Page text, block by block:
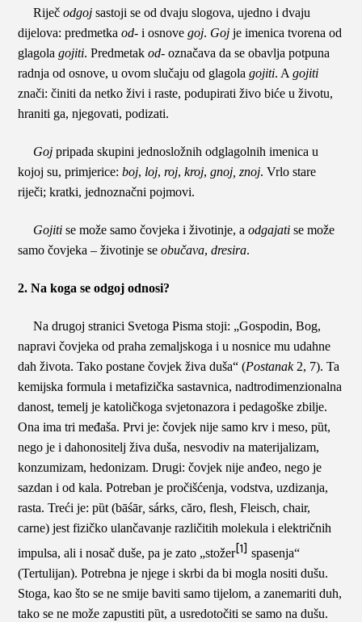
Riječodgoj sastoji se od dvaju slogova, ujedno i dvaju
dijelova: predmetkaod-i osnovegoj. Goj je imenica tvorena od
glagolagojiti. Predmetakod-označava da se obavlja potpuna
radnja od osnove, u ovom slučaju od glagolagojiti. Agojiti
znači: činiti da netko živi i raste, podupirati živo biće u životu,
hraniti ga, njegovati, podizati.
Goj pripada skupini jednosložnih odglagolnih imenica u
kojoj su, primjerice:boj, loj,roj,kroj,gnoj, znoj. Vrlo stare
riječi; kratki, jednoznačni pojmovi.
Gojiti se može samo čovjeka i životinje, aodgajati se može
samo čovjeka – životinje seobučava,dresira.
2. Na koga se odgoj odnosi?
Na drugoj stranici Svetoga Pisma stoji: „Gospodin, Bog,
napravi čovjeka od praha zemaljskoga i u nosnice mu udahne
dah života. Tako postane čovjek živa duša“ (Postanak2, 7). Ta
kemijska formula i metafizička sastavnica, nadtrodimenzionalna
danost, temelj je katoličkoga svjetonazora i pedagoške zbilje.
Ona ima tri međaša. Prvi je: čovjek nije samo krv i meso,pȕt,
nego je i dahonositelj živa duša, nesvodiv na materijalizam,
konzumizam, hedonizam. Drugi: čovjek nije anđeo, nego je
sazdan i od kala. Potreban je pročišćenja, vodstva, uzdizanja,
rasta. Treći je:pȕt (bāśār,sárks ,căro, flesh ,Fleisch, chair,
carne) jestfizičko ulančavanje različitih molekula i električnih
impulsa, ali i nosač duše, pa je zato „stožer[1] spasenja“
(Tertulijan). Potrebna je njege i skrbi da bi mogla nositi dušu.
Stoga, kao što se ne smije baviti samo tijelom, a zanemariti duh,
tako se ne može zapustitipȕt, a usredotočiti se samo na dušu.